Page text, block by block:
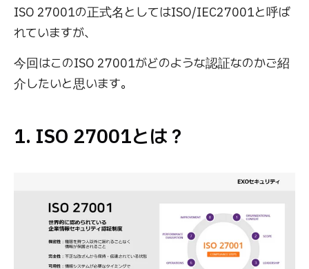
ISO 27001の正式名としてはISO/IEC27001と呼ば
れていますが、
今回はこのISO 27001がどのような認証なのかご紹
介したいと思います。
1. ISO 27001とは？